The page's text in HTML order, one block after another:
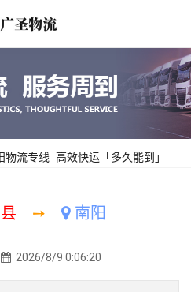
物流专线_高效快运「多久能到」
➙ 南阳
2026/8/9 0:06:20